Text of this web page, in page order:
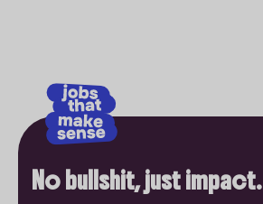
No bullshit, just impact.